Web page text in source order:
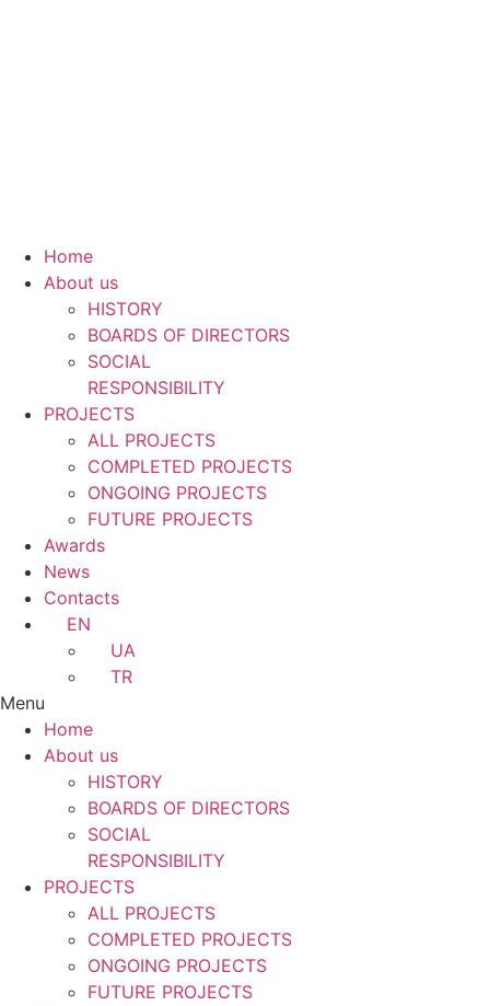
Home
About us
HISTORY
BOARDS OF DIRECTORS
SOCIAL
RESPONSIBILITY
PROJECTS
ALL PROJECTS
COMPLETED PROJECTS
ONGOING PROJECTS
FUTURE PROJECTS
Awards
News
Contacts
EN
UA
TR
Menu
Home
About us
HISTORY
BOARDS OF DIRECTORS
SOCIAL
RESPONSIBILITY
PROJECTS
ALL PROJECTS
COMPLETED PROJECTS
ONGOING PROJECTS
FUTURE PROJECTS